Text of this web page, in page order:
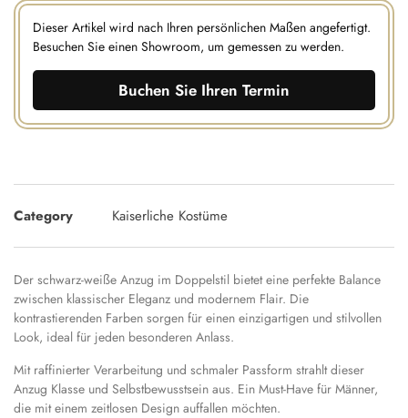
Dieser Artikel wird nach Ihren persönlichen Maßen angefertigt.
Besuchen Sie einen Showroom, um gemessen zu werden.
Buchen Sie Ihren Termin
Category Kaiserliche Kostüme
Der schwarz-weiße Anzug im Doppelstil bietet eine perfekte Balance
zwischen klassischer Eleganz und modernem Flair. Die
kontrastierenden Farben sorgen für einen einzigartigen und stilvollen
Look, ideal für jeden besonderen Anlass.
Mit raffinierter Verarbeitung und schmaler Passform strahlt dieser
Anzug Klasse und Selbstbewusstsein aus. Ein Must-Have für Männer,
die mit einem zeitlosen Design auffallen möchten.